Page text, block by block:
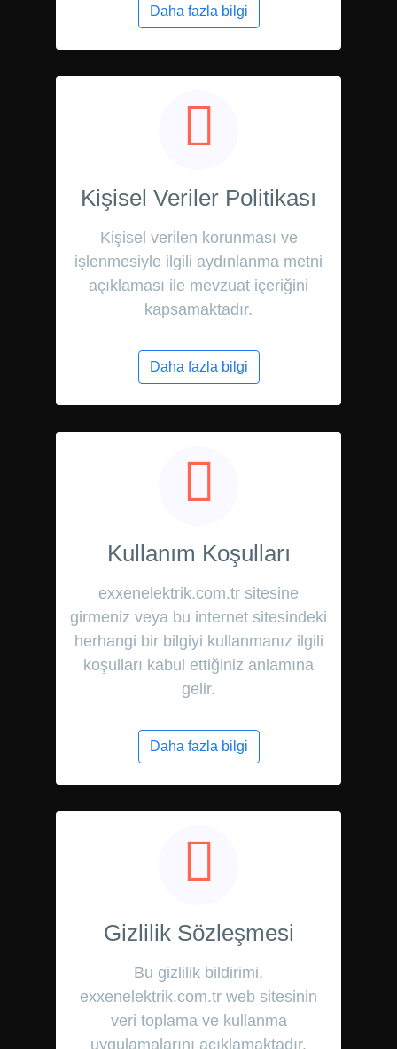
Daha fazla bilgi
Kişisel Veriler Politikası
Kişisel verilen korunması ve
işlenmesiyle ilgili aydınlanma metni
açıklaması ile mevzuat içeriğini
kapsamaktadır.
Daha fazla bilgi
Kullanım Koşulları
exxenelektrik.com.tr sitesine
girmeniz veya bu internet sitesindeki
herhangi bir bilgiyi kullanmanız ilgili
koşulları kabul ettiğiniz anlamına
gelir.
Daha fazla bilgi
Gizlilik Sözleşmesi
Bu gizlilik bildirimi,
exxenelektrik.com.tr web sitesinin
veri toplama ve kullanma
uygulamalarını açıklamaktadır.